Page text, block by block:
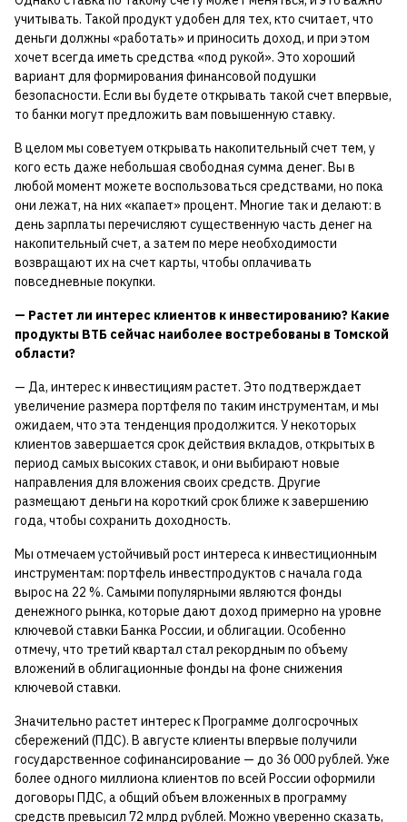
учитывать. Такой продукт удобен для тех, кто считает, что
деньги должны «работать» и приносить доход, и при этом
хочет всегда иметь средства «под рукой». Это хороший
вариант для формирования финансовой подушки
безопасности. Если вы будете открывать такой счет впервые,
то банки могут предложить вам повышенную ставку.
В целом мы советуем открывать накопительный счет тем, у
кого есть даже небольшая свободная сумма денег. Вы в
любой момент можете воспользоваться средствами, но пока
они лежат, на них «капает» процент. Многие так и делают: в
день зарплаты перечисляют существенную часть денег на
накопительный счет, а затем по мере необходимости
возвращают их на счет карты, чтобы оплачивать
повседневные покупки.
— Растет ли интерес клиентов к инвестированию? Какие
продукты ВТБ сейчас наиболее востребованы в Томской
области?
— Да, интерес к инвестициям растет. Это подтверждает
увеличение размера портфеля по таким инструментам, и мы
ожидаем, что эта тенденция продолжится. У некоторых
клиентов завершается срок действия вкладов, открытых в
период самых высоких ставок, и они выбирают новые
направления для вложения своих средств. Другие
размещают деньги на короткий срок ближе к завершению
года, чтобы сохранить доходность.
Мы отмечаем устойчивый рост интереса к инвестиционным
инструментам: портфель инвестпродуктов с начала года
вырос на 22 %. Самыми популярными являются фонды
денежного рынка, которые дают доход примерно на уровне
ключевой ставки Банка России, и облигации. Особенно
отмечу, что третий квартал стал рекордным по объему
вложений в облигационные фонды на фоне снижения
ключевой ставки.
Значительно растет интерес к Программе долгосрочных
сбережений (ПДС). В августе клиенты впервые получили
государственное софинансирование — до 36 000 рублей. Уже
более одного миллиона клиентов по всей России оформили
договоры ПДС, а общий объем вложенных в программу
средств превысил 72 млрд рублей. Можно уверенно сказать,